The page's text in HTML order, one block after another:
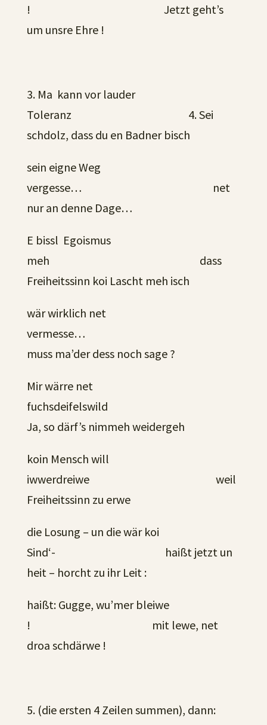
! Jetzt geht’s
um unsre Ehre !
3. Ma kann vor lauder
Toleranz 4. Sei
schdolz, dass du en Badner bisch
sein eigne Weg
vergesse… net
nur an denne Dage…
E bissl Egoismus
meh dass
Freiheitssinn koi Lascht meh isch
wär wirklich net
vermesse…
muss ma’der dess noch sage ?
Mir wärre net
fuchsdeifelswild
Ja, so därf’s nimmeh weidergeh
koin Mensch will
iwwerdreiwe weil
Freiheitssinn zu erwe
die Losung – un die wär koi
Sind‘- haißt jetzt un
heit – horcht zu ihr Leit :
haißt: Gugge, wu’mer bleiwe
! mit lewe, net
droa schdärwe !
5. (die ersten 4 Zeilen summen), dann: